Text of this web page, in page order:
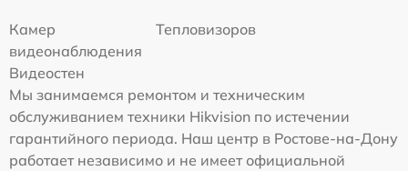
Камер
видеонаблюдения
Тепловизоров
Видеостен
Мы занимаемся ремонтом и техническим
обслуживанием техники Hikvision по истечении
гарантийного периода. Наш центр в Ростове-на-Дону
работает независимо и не имеет официальной